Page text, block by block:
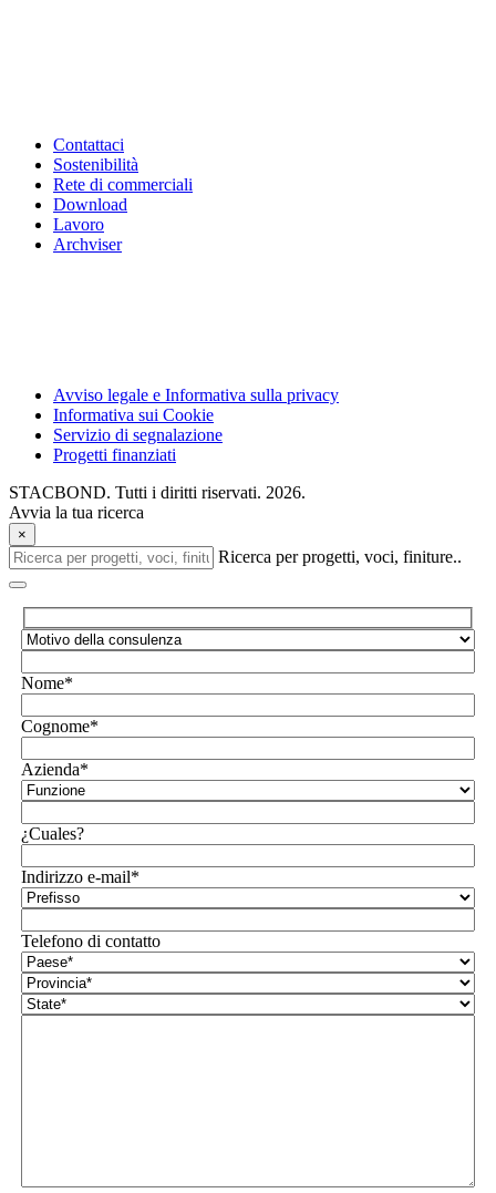
Contattaci
Sostenibilità
Rete di commerciali
Download
Lavoro
Archviser
Avviso legale e Informativa sulla privacy
Informativa sui Cookie
Servizio di segnalazione
Progetti finanziati
STACBOND. Tutti i diritti riservati. 2026.
Avvia la tua ricerca
×
Ricerca per progetti, voci, finiture..
Nome*
Cognome*
Azienda*
¿Cuales?
Indirizzo e-mail*
Telefono di contatto